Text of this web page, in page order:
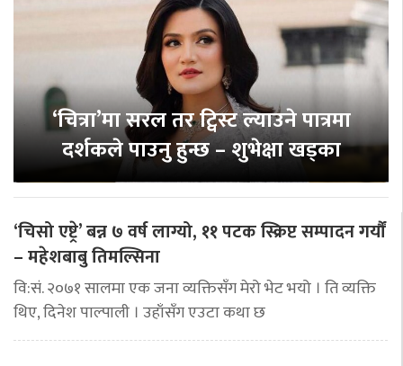
‘चित्रा’मा सरल तर ट्विस्ट ल्याउने पात्रमा
दर्शकले पाउनु हुन्छ – शुभेक्षा खड्का
‘चिसो एष्ट्रे’ बन्न ७ वर्ष लाग्यो, ११ पटक स्क्रिप्ट सम्पादन गर्यौं
– महेशबाबु तिमल्सिना
वि:सं. २०७१ सालमा एक जना व्यक्तिसँग मेरो भेट भयो । ति व्यक्ति
थिए, दिनेश पाल्पाली । उहाँसँग एउटा कथा छ